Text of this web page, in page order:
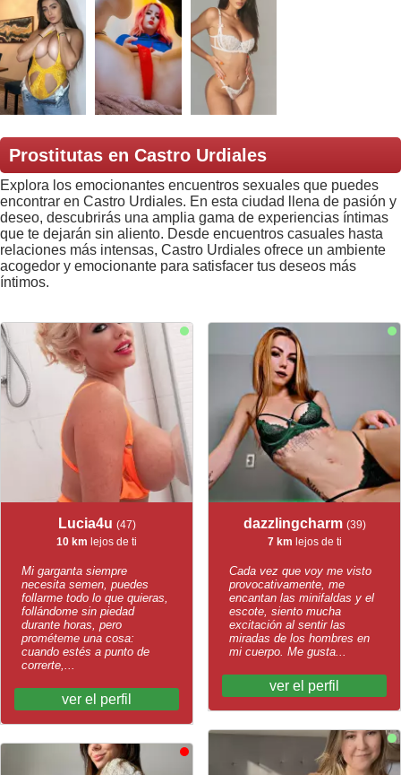
Prostitutas en Castro Urdiales
Explora los emocionantes encuentros sexuales que puedes
encontrar en Castro Urdiales. En esta ciudad llena de pasión y
deseo, descubrirás una amplia gama de experiencias íntimas
que te dejarán sin aliento. Desde encuentros casuales hasta
relaciones más intensas, Castro Urdiales ofrece un ambiente
acogedor y emocionante para satisfacer tus deseos más
íntimos.
Lucia4u (47)
10 km lejos de ti
Mi garganta siempre
necesita semen, puedes
follarme todo lo que quieras,
follándome sin piedad
durante horas, pero
prométeme una cosa:
cuando estés a punto de
correrte,...
ver el perfil
dazzlingcharm (39)
7 km lejos de ti
Cada vez que voy me visto
provocativamente, me
encantan las minifaldas y el
escote, siento mucha
excitación al sentir las
miradas de los hombres en
mi cuerpo. Me gusta...
ver el perfil